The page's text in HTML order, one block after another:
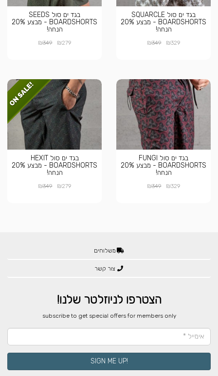
בגד ים סול SQUARCLE
BOARDSHORTS - מבצע 20%
הנחה!
₪329
₪349
בגד ים סול SEEDS
BOARDSHORTS - מבצע 20%
הנחה!
₪279
₪349
בגד ים סול FUNGI
BOARDSHORTS - מבצע 20%
הנחה!
₪329
₪349
בגד ים סול HEXIT
BOARDSHORTS - מבצע 20%
הנחה!
₪279
₪349
משלוחים
צור קשר
הצטרפו לניוזלטר שלנו!
​subscribe to get special offers for members only
!SIGN ME UP